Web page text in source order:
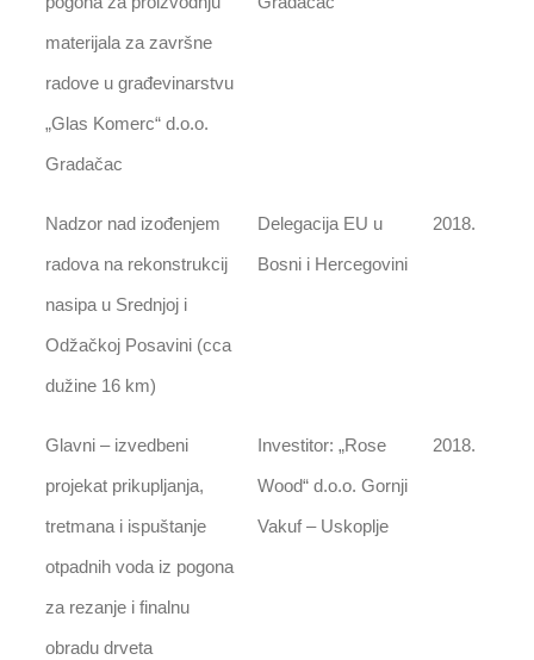
materijala za završne
radove u građevinarstvu
„Glas Komerc“ d.o.o.
Gradačac
Nadzor nad izođenjem
radova na rekonstrukcij
nasipa u Srednjoj i
Odžačkoj Posavini (cca
dužine 16 km)
Delegacija EU u
Bosni i Hercegovini
2018.
Glavni – izvedbeni
projekat prikupljanja,
tretmana i ispuštanje
otpadnih voda iz pogona
za rezanje i finalnu
obradu drveta
Investitor: „Rose
Wood“ d.o.o. Gornji
Vakuf – Uskoplje
2018.